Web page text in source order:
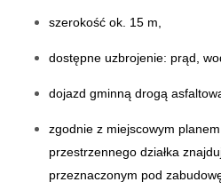
szerokość ok. 15 m,
dostępne uzbrojenie: prąd,
dojazd gminną drogą
zgodnie z miejscowym
przestrzennego działka
przeznaczonym pod